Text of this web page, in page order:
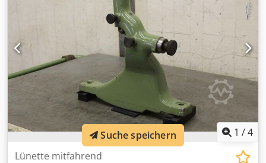
1 /4
Lünette mitfahrend
Suche speichern